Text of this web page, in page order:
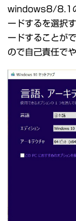
windows8/8.1の
ードするを選択
ードすることが
ので自己責任で